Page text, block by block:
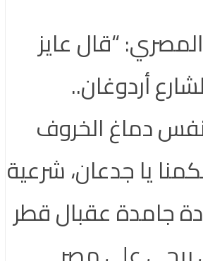
“قال عايز
أردوغان..
دماغ الخروف
يا جدعان، شرعية
جامدة عقبال قطر